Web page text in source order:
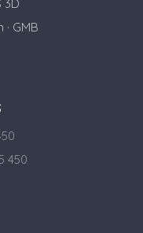
3D
· GMB
450